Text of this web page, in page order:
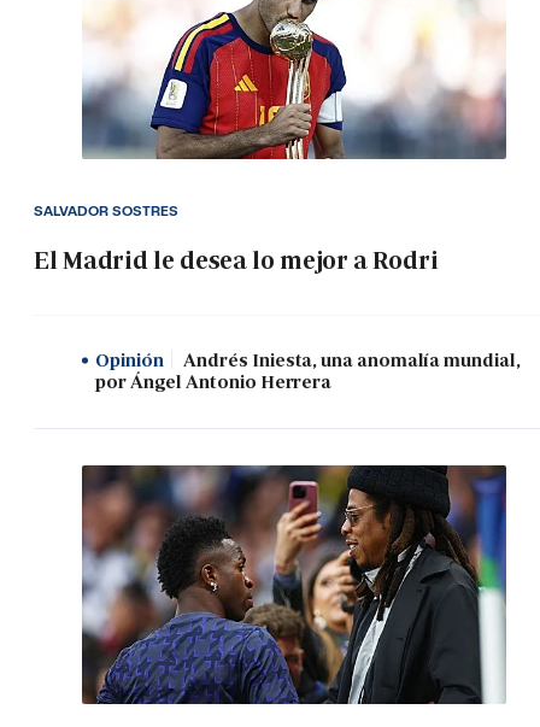
El Madrid le desea lo mejor a Rodri
SALVADOR SOSTRES
Opinión
Andrés Iniesta, una anomalía mundial,
por Ángel Antonio Herrera